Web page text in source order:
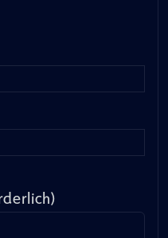
(erforderlich)